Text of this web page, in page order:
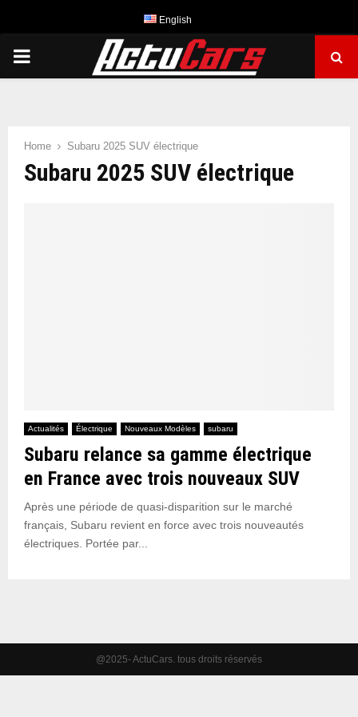
English
PRIMARY
Home Subaru 2025 SUV électrique
Subaru 2025 SUV électrique
Actualités Électrique Nouveaux Modèles subaru
Subaru relance sa gamme électrique
en France avec trois nouveaux SUV
Après une période de quasi-disparition sur le marché
français, Subaru revient en force avec trois nouveautés
électriques. Portée par...
@2025- ActuCars. tous droits réservés